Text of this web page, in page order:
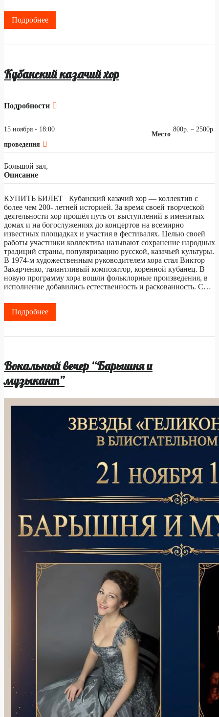
Подробнее
Кубанский казачий хор
Подробности
15 ноября - 18:00 800р. – 2500р.
Место
проведения
Большой зал,
Описание
КУПИТЬ БИЛЕТ Кубанский казачий хор — коллектив с
более чем 200- летней историей. За время своей творческой
деятельности хор прошёл путь от выступлений в именитых
домах и на богослужениях до концертов на всемирно
известных площадках и участия в фестивалях. Целью своей
работы участники коллектива называют сохранение народных
традиций страны, популяризацию русской, казачьей культуры.
В 1974-м художественным руководителем хора стал Виктор
Захарченко, талантливый композитор, коренной кубанец. В
новую программу хора вошли фольклорные произведения, в
исполнение добавились естественность и раскованность. С…
Подробнее
Вокальный вечер “Барышня и
музыкант”